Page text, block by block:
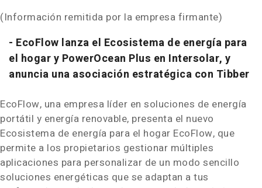
(Información remitida por la empresa firmante)
- EcoFlow lanza el Ecosistema de energía para
el hogar y PowerOcean Plus en Intersolar, y
anuncia una asociación estratégica con Tibber
EcoFlow, una empresa líder en soluciones de energía
portátil y energía renovable, presenta el nuevo
Ecosistema de energía para el hogar EcoFlow, que
permite a los propietarios gestionar múltiples
aplicaciones para personalizar de un modo sencillo
soluciones energéticas que se adaptan a tus